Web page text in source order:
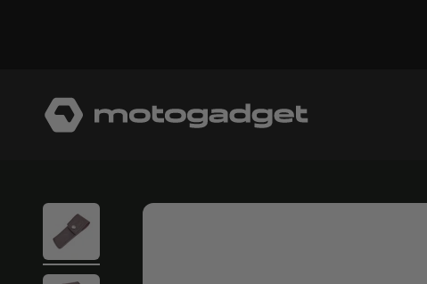
モトガジェット社